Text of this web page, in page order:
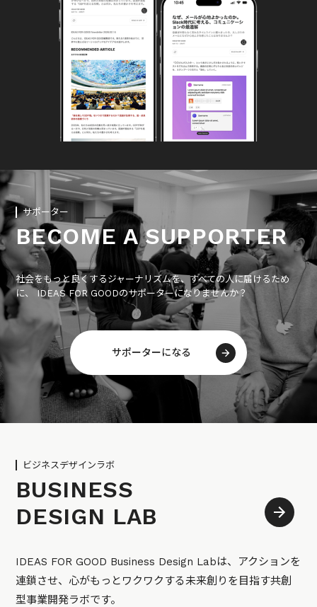
サポーター
BECOME A SUPPORTER
社会をもっと良くするジャーナリズムを、すべての人に届けるため
に、 IDEAS FOR GOODのサポーターになりませんか？
サポーターになる
ビジネスデザインラボ
BUSINESS
DESIGN LAB
IDEAS FOR GOOD Business Design Labは、アクションを
連鎖させ、心がもっとワクワクする未来創りを目指す共創
型事業開発ラボです。